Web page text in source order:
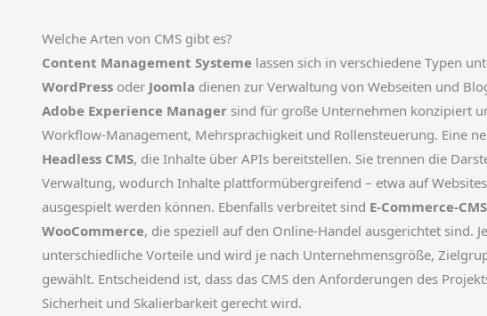
Welche Arten von CMS gibt es?
Content Management Systeme lassen sich in verschiedene Typen
WordPress oder Joomla dienen zur Verwaltung von Webseiten und
Adobe Experience Manager sind für große Unternehmen konzipiert
Workflow-Management, Mehrsprachigkeit und Rollensteuerung. Eine
Headless CMS, die Inhalte über APIs bereitstellen. Sie trennen die
Verwaltung, wodurch Inhalte plattformübergreifend – etwa auf
ausgespielt werden können. Ebenfalls verbreitet sind E-Commerce-CMS
WooCommerce, die speziell auf den Online-Handel ausgerichtet sind.
unterschiedliche Vorteile und wird je nach Unternehmensgröße,
gewählt. Entscheidend ist, dass das CMS den Anforderungen des
Sicherheit und Skalierbarkeit gerecht wird.